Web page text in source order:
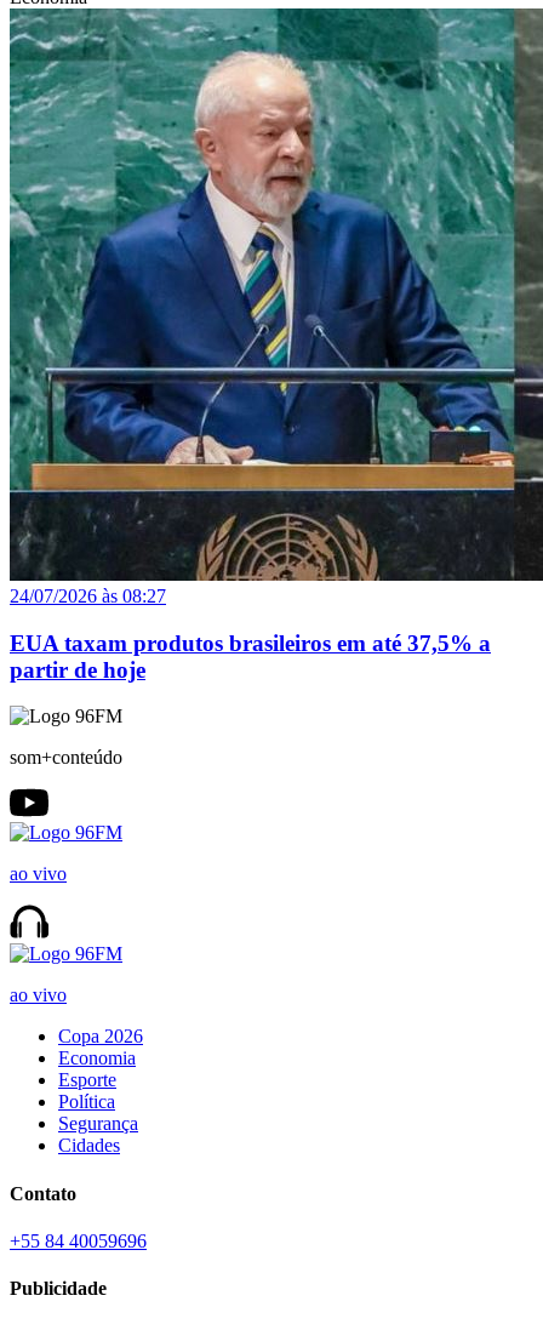
24/07/2026 às 08:27
EUA taxam produtos brasileiros em até 37,5% a
partir de hoje
som+conteúdo
ao vivo
ao vivo
Copa 2026
Economia
Esporte
Política
Segurança
Cidades
Contato
+55 84 40059696
Publicidade